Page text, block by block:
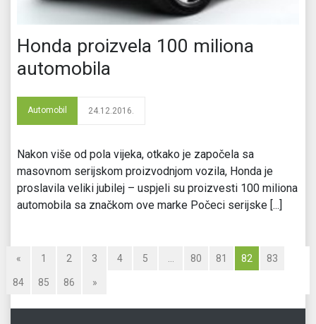
Honda proizvela 100 miliona
automobila
Automobil 24.12.2016.
Nakon više od pola vijeka, otkako je započela sa
masovnom serijskom proizvodnjom vozila, Honda je
proslavila veliki jubilej – uspjeli su proizvesti 100 miliona
automobila sa značkom ove marke Počeci serijske [...]
« 1 2 3 4 5 80 81 82 83
84 85 86 »